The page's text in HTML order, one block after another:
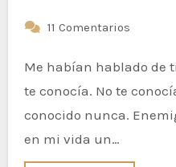
11 Comentarios
Me habían hablado de ti. La verdad es que yo no
te conocía. No te
conocido nunca.
en mi vida un…